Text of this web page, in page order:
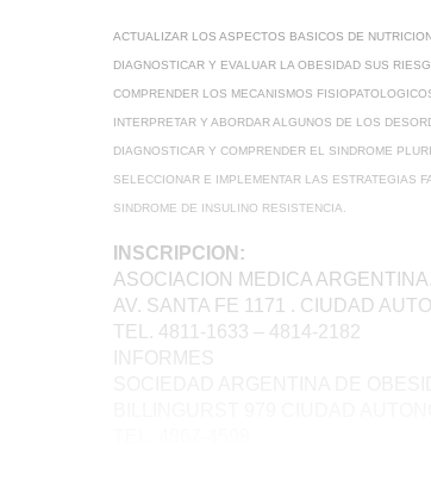
ACTUALIZAR LOS ASPECTOS BASICOS DE
DIAGNOSTICAR Y EVALUAR LA OBESIDAD SUS
COMPRENDER LOS MECANISMOS
INTERPRETAR Y ABORDAR ALGUNOS DE LOS
DIAGNOSTICAR Y COMPRENDER EL SINDROME
SELECCIONAR E IMPLEMENTAR LAS ESTRATEGIAS
SINDROME DE INSULINO RESISTENCIA.
INSCRIPCION:
ASOCIACION MEDICA ARGENTINA.
AV. SANTA FE 1171 . CIUDAD
TEL. 4811-1633 – 4814-2182
INFORMES